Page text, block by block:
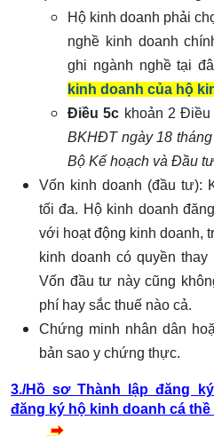
Hộ kinh doanh phải
nghề kinh doanh
ghi ngành nghề tại
kinh doanh của hộ
Điều 5c khoản 2 Điều
BKHĐT ngày 18
Bộ Kế hoạch và Đầu tư
Vốn kinh doanh (đầu tư):
tối đa. Hộ kinh doanh
với hoạt động kinh doanh,
kinh doanh có quyền
Vốn đầu tư này cũng
phí hay sắc thuế nào cả.
Chứng minh nhân dân
bản sao y chứng thực.
3./Hồ sơ Thành lập đăng
đăng ký hộ kinh doanh cá